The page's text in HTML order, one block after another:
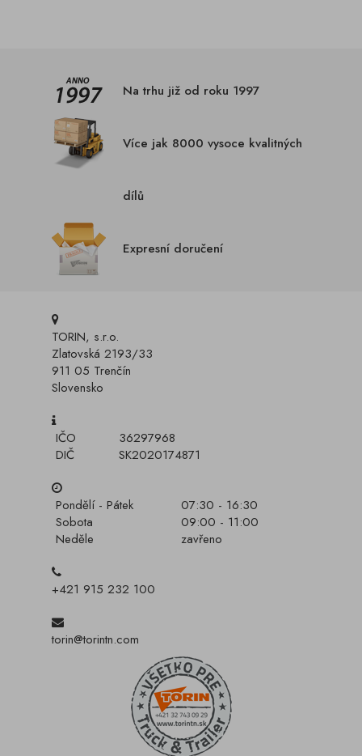
Na trhu již od roku 1997
Více jak 8000 vysoce kvalitných
dílů
Expresní doručení
TORIN, s.r.o.
Zlatovská 2193/33
911 05 Trenčín
Slovensko
IČO
36297968
DIČ
SK2020174871
Pondělí - Pátek
07:30 - 16:30
Sobota
09:00 - 11:00
Neděle
zavřeno
+421 915 232 100
torin@torintn.com